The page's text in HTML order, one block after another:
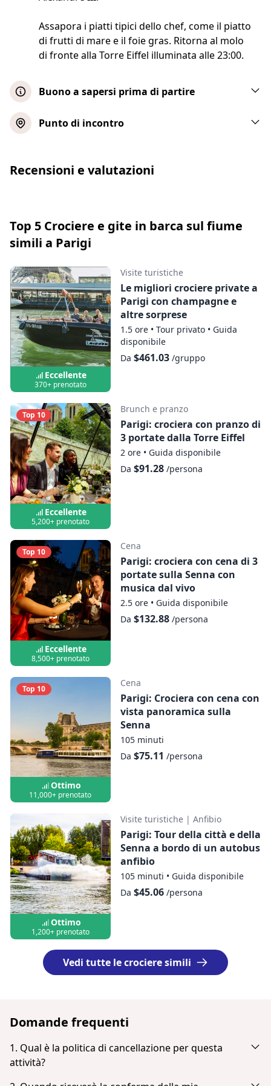
Assapora i piatti tipici dello chef, come il piatto
di frutti di mare e il foie gras. Ritorna al molo
di fronte alla Torre Eiffel illuminata alle 23:00.
Buono a sapersi prima di partire
Si prega di includere le restrizioni dietetiche
Punto di incontro
Senna partendo dalla Torre Eiffel!
Parigi: cena in crociera sulla Senna con
partenza dalla zona della Torre Eiffel
Mostra mappa
Crociera con cena e vino
Mostra mappa
Recensioni e valutazioni
Top 5 Crociere e gite in barca sul fiume
simili a Parigi
Eccellente
370+ prenotato
Visite turistiche
Le migliori crociere private a
Parigi con champagne e
altre sorprese
1.5 ore • Tour privato • Guida
disponibile
Da $461.03/gruppo
Top 10
Eccellente
5,200+ prenotato
Brunch e pranzo
Parigi: crociera con pranzo di
3 portate dalla Torre Eiffel
2 ore • Guida disponibile
Da $91.28/persona
Top 10
Eccellente
8,500+ prenotato
Cena
Parigi: crociera con cena di 3
portate sulla Senna con
musica dal vivo
2.5 ore • Guida disponibile
Da $132.88/persona
Top 10
Ottimo
11,000+ prenotato
Cena
Parigi: Crociera con cena con
vista panoramica sulla
Senna
105 minuti
Da $75.11 /persona
Ottimo
1,200+ prenotato
Visite turistiche | Anfibio
Parigi: Tour della città e della
Senna a bordo di un autobus
anfibio
105 minuti • Guida disponibile
Da $45.06/persona
Vedi tutte le crociere simili
Domande frequenti
1. Qual è la politica di cancellazione per questa
attività?
Cancella fino a 24 ore prima per ricevere un rimborso